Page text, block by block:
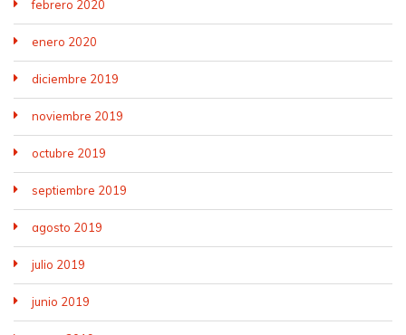
febrero 2020
enero 2020
diciembre 2019
noviembre 2019
octubre 2019
septiembre 2019
agosto 2019
julio 2019
junio 2019